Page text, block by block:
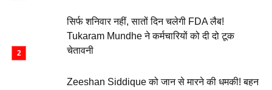
सिर्फ शनिवार नहीं, सातों दिन चलेगी FDA लैब!
Tukaram Mundhe ने कर्मचारियों को दी दो टूक
चेतावनी
Zeeshan Siddique को जान से मारने की धमकी! बहन